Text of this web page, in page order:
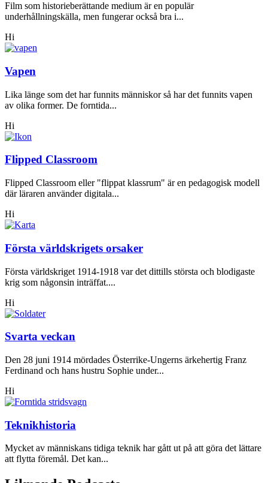
Film som historieberättande medium är en populär
underhållningskälla, men fungerar också bra i...
Hi
Vapen
Lika länge som det har funnits människor så har det funnits vapen
av olika former. De forntida...
Hi
Flipped Classroom
Flipped Classroom eller "flippat klassrum" är en pedagogisk modell
där läraren använder digitala...
Hi
Första världskrigets orsaker
Första världskriget 1914-1918 var det dittills största och blodigaste
krig som någonsin inträffat....
Hi
Svarta veckan
Den 28 juni 1914 mördades Österrike-Ungerns ärkehertig Franz
Ferdinand och hans hustru Sophie under...
Hi
Teknikhistoria
Mycket av människans tidiga teknik har gått ut på att göra det lättare
att flytta föremål. Det kan...